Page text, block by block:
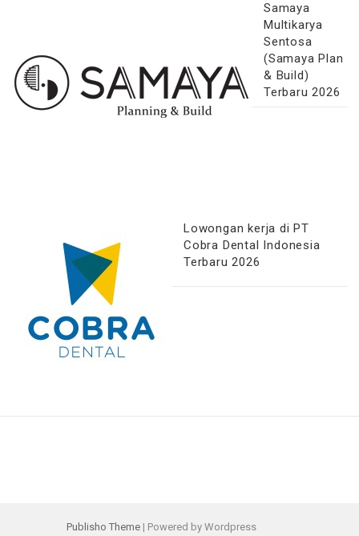
Samaya
Multikarya
Sentosa
(Samaya Plan
& Build)
Terbaru 2026
Lowongan kerja di PT
Cobra Dental Indonesia
Terbaru 2026
Publisho Theme | Powered by Wordpress